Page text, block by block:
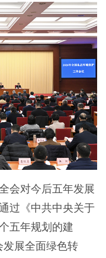
对今后五年发展
过《中共中央关于
五年规划的建
发展全面绿色转